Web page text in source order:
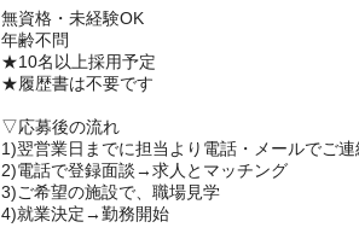
無資格・未経験OK
年齢不問
★10名以上採用予定
★履歴書は不要です
▽応募後の流れ
1)翌営業日までに担当より電話・メールでご連
2)電話で登録面談→求人とマッチング
3)ご希望の施設で、職場見学
4)就業決定→勤務開始